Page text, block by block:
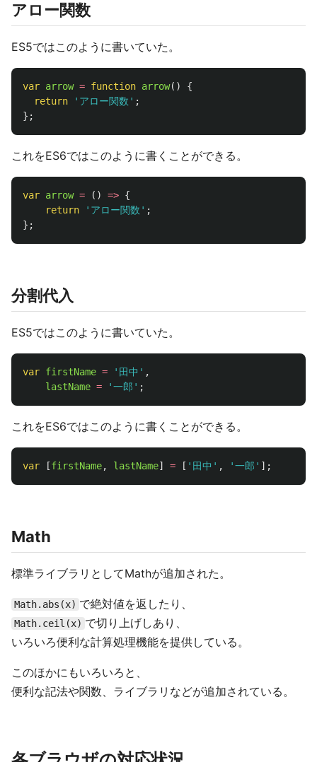
アロー関数
ES5ではこのように書いていた。
var arrow = function arrow()
{
return
' アロー関数 ' ;
};
これをES6ではこのように書くことができる。
var arrow = () => {
return
' アロー関数 ' ;
};
分割代入
ES5ではこのように書いていた。
var firstName = ' 田中 ' ,
lastName = '一郎 ' ;
これをES6ではこのように書くことができる。
var [firstName, lastName] = [ ' 田中 ' , '一郎 ' ];
Math
標準ライブラリとしてMathが追加された。
Math.abs(x) で絶対値を返したり、
Math.ceil(x) で切り上げしあり、
いろいろ便利な計算処理機能を提供している。
このほかにもいろいろと、
便利な記法や関数、ライブラリなどが追加されている。